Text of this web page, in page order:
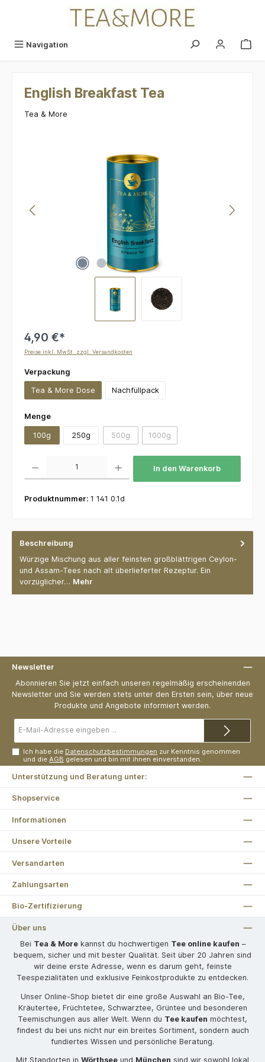
Navigation
English Breakfast Tea
Tea & More
4,90 €*
Preise inkl. MwSt. zzgl. Versandkosten
Verpackung
Tea & More Dose Nachfüllpack
Mengeauswählen
100g 250g 500g(Diese Option ist zurzeit nicht verfügbar.)
1000g(Diese Option ist zurzeit nicht
In den Warenkorb
Produktnummer: 1 141 0.1d
Beschreibung
Würzige Mischung aus aller feinsten großblättrigen Ceylon-
und Assam-Tees nach alt überlieferter Rezeptur. Ein
vorzüglicher… Mehr
Newsletter
Abonnieren Sie jetzt einfach unseren regelmäßig erscheinenden
Newsletter und Sie werden stets unter den Ersten sein, über neue
Produkte und Angebote informiert werden.
Mail-
Ich habe die Datenschutzbestimmungen zur Kenntnis genommen
und dieAGB gelesen und bin mit ihnen einverstanden.
Unterstützung und Beratung unter:
Shopservice
Informationen
Unsere Vorteile
Versandarten
Zahlungsarten
Bio-Zertifizierung
Über uns
Bei Tea & Morekannst du hochwertigen Tee online kaufen –
bequem, sicher und mit bester Qualität. Seit über 20 Jahren sind
wir deine erste Adresse, wenn es darum geht, feinste
Teespezialitäten und exklusive Feinkostprodukte zu entdecken.
Unser Online-Shop bietet dir eine große Auswahl an Bio-Tee,
Kräutertee, Früchtetee, Schwarztee, Grüntee und besonderen
Teemischungen aus aller Welt. Wenn du Tee kaufen möchtest,
findest du bei uns nicht nur ein breites Sortiment, sondern auch
fundiertes Wissen und persönliche Beratung.
Mit Standorten in Wörthsee und München sind wir sowohl lokal